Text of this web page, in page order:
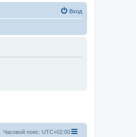
Вход
Часовой пояс: UTC+02:00